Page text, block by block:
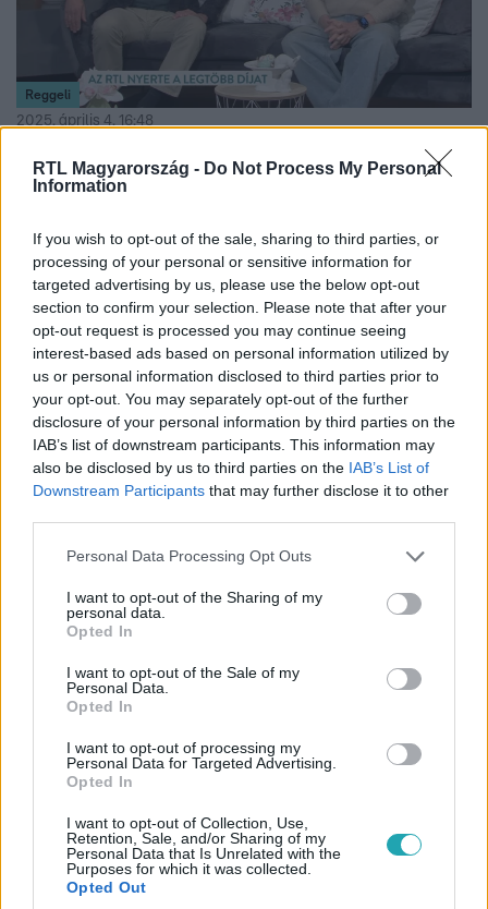
RTL Magyarország - Do Not Process My Personal
Information
If you wish to opt-out of the sale, sharing to third parties, or
processing of your personal or sensitive information for
targeted advertising by us, please use the below opt-out
section to confirm your selection. Please note that after your
opt-out request is processed you may continue seeing
interest-based ads based on personal information utilized by
us or personal information disclosed to third parties prior to
your opt-out. You may separately opt-out of the further
disclosure of your personal information by third parties on the
IAB’s list of downstream participants. This information may
also be disclosed by us to third parties on the IAB’s List of
Downstream Participants that may further disclose it to other
Please note that this website/app uses one or more Google
not limited to your visit or usage behaviour. You may click to
grant or deny consent to Google and its third-party tags to
use your data for below specified purposes in below Google
consent section.
Personal Data Processing Opt Outs
I want to opt-out of the Sharing of my
personal data.
Opted In
I want to opt-out of the Sale of my
Personal Data.
Opted In
I want to opt-out of processing my
Personal Data for Targeted Advertising.
Opted In
I want to opt-out of Collection, Use,
Retention, Sale, and/or Sharing of my
Personal Data that Is Unrelated with the
Purposes for which it was collected.
Opted Out
Reggeli
2025. április 4. 16:48
Az ugrás tarolt a díjátadón – Gundel Takács Gábor
műsora lett a legjobb vetélkedő
legnagyobb nyertese. A legjobb vetélkedő díját Az ugrás
kapta, Gundel Takács Gábor és Bányai Gábor elárulták,
mitől lett ekkora siker a látványos, izgalmas műsor.
11:28
Reggeli
2025. április 2. 6:17
Renitens is duplázott
A 12. Televíziós Újságírók Díján az RTL 7 elismerést
zsebelt be, köztük A Renitens is kiemelkedő sikert aratott.
Gáspár Kata meghatottan vette át a legjobb
színésznőnek járó díjat, míg a sorozat showrunnere, Móré
Annamária az adaptáció különlegességéről mesélt.